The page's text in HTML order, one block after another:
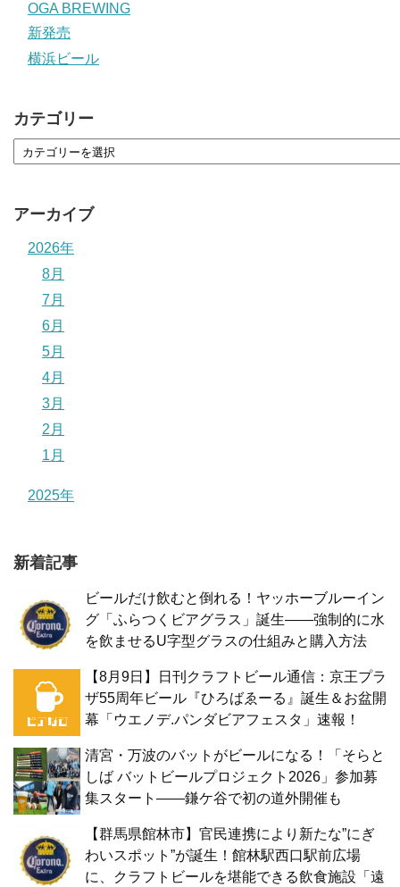
OGA BREWING
新発売
横浜ビール
カテゴリー
アーカイブ
2026年
8月
7月
6月
5月
4月
3月
2月
1月
2025年
新着記事
ビールだけ飲むと倒れる！ヤッホーブルーイン
グ「ふらつくビアグラス」誕生——強制的に水
を飲ませるU字型グラスの仕組みと購入方法
【8月9日】日刊クラフトビール通信：京王プラ
ザ55周年ビール『ひろばゑーる』誕生＆お盆開
幕「ウエノデ.パンダビアフェスタ」速報！
清宮・万波のバットがビールになる！「そらと
しば バットビールプロジェクト2026」参加募
集スタート——鎌ケ谷で初の道外開催も
【群馬県館林市】官民連携により新たな”にぎ
わいスポット”が誕生！館林駅西口駅前広場
に、クラフトビールを堪能できる飲食施設「遠